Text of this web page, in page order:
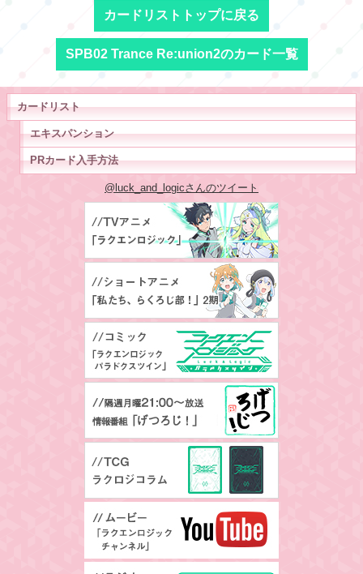
カードリストトップに戻る
SPB02 Trance Re:union2のカード一覧
カードリスト
エキスパンション
PRカード入手方法
@luck_and_logicさんのツイート